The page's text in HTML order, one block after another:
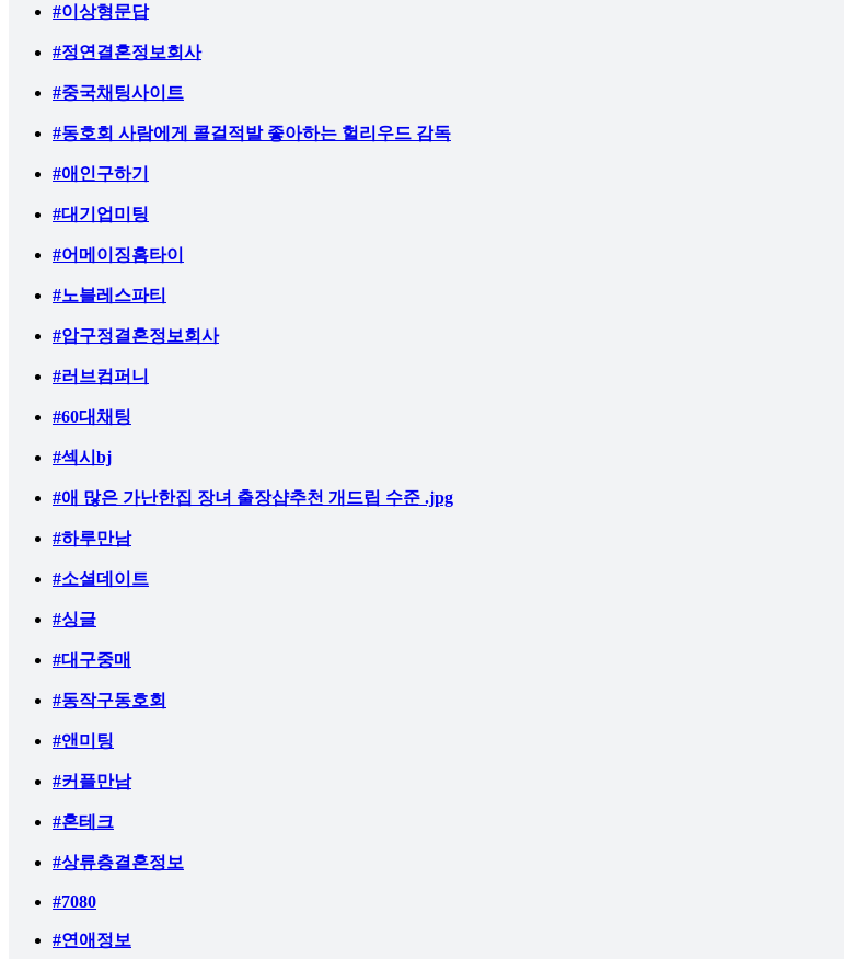
#이상형문답
#정연결혼정보회사
#중국채팅사이트
#동호회 사람에게 콜걸적발 좋아하는 헐리우드 감독
#애인구하기
#대기업미팅
#어메이징홈타이
#노블레스파티
#압구정결혼정보회사
#러브컴퍼니
#60대채팅
#섹시bj
#애 많은 가난한집 장녀 출장샵추천 개드립 수준 .jpg
#하루만남
#소셜데이트
#싱글
#대구중매
#동작구동호회
#앤미팅
#커플만남
#혼테크
#상류층결혼정보
#7080
#연애정보